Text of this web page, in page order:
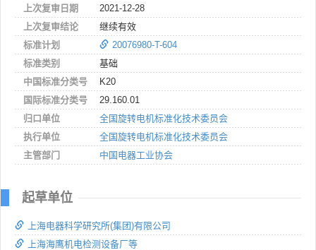
上次复审日期
2021-12-28
上次复审结论
继续有效
标准计划
20076980-T-604
标准类别
基础
中国标准分类号
K20
国际标准分类号
29.160.01
归口单位
全国旋转电机标准化技术委员会
执行单位
全国旋转电机标准化技术委员会
主管部门
中国电器工业协会
起草单位
上海电器科学研究所(集团)有限公司
上海海鹰机电检测设备厂等